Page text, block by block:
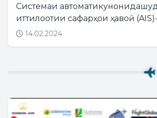
Системаи
иттилоотии сафарҳои ҳавоӣ
Федератсияи Россия ҷарима
14.02.2024